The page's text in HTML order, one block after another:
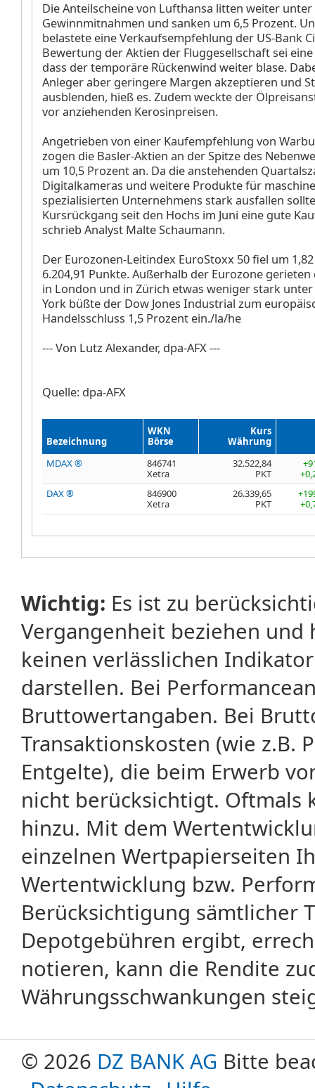
Die Anteilscheine von Lufthansa litten weiter unter
Gewinnmitnahmen und sanken um 6,5 Prozent.
belastete eine Verkaufsempfehlung der US-Bank
Bewertung der Aktien der Fluggesellschaft sei
dass der temporäre Rückenwind weiter blase.
Anleger aber geringere Margen akzeptieren und
ausblenden, hieß es. Zudem weckte der
vor anziehenden Kerosinpreisen.
Angetrieben von einer Kaufempfehlung von
zogen die Basler-Aktien an der Spitze des
um 10,5 Prozent an. Da die anstehenden
Digitalkameras und weitere Produkte für
spezialisierten Unternehmens stark ausfallen
Kursrückgang seit den Hochs im Juni eine gute
schrieb Analyst Malte Schaumann.
Der Eurozonen-Leitindex EuroStoxx 50fiel um
6.204,91 Punkte. Außerhalb der Eurozone
in London und in Zürich etwas weniger stark
York büßte der Dow Jones Industrial zum
Handelsschluss 1,5 Prozent ein./la/he
--- Von Lutz Alexander, dpa-AFX ---
Quelle: dpa-AFX
Bezeichnung
WKN
Börse
Kurs
Währung
MDAX ®
846741
Xetra
32.522,84
PKT
DAX ®
846900
Xetra
26.339,65
PKT
Wichtig: Es ist zu
Vergangenheit beziehen
keinen verlässlichen
darstellen. Bei
Bruttowertangaben. Bei
Transaktionskosten (wie z.B.
Entgelte), die beim Erwerb
nicht berücksichtigt. Oftmals
hinzu. Mit dem
einzelnen Wertpapierseiten
Wertentwicklung bzw.
Berücksichtigung sämtlicher
Depotgebühren ergibt,
notieren, kann die Rendite
Währungsschwankungen
© 2026 DZ BANK AG Bitte